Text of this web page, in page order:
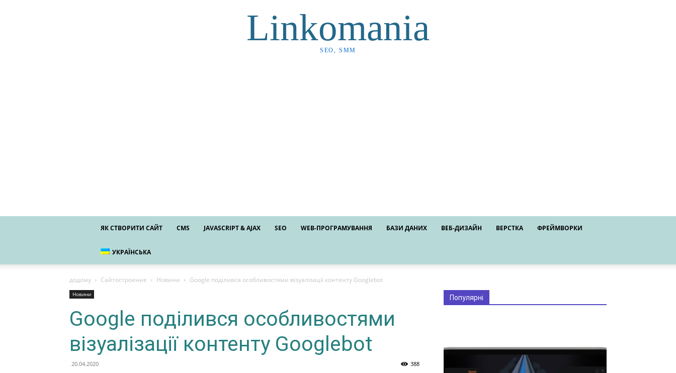
Linkomania
SEO, SMM
ЯК СТВОРИТИ САЙТ CMS JAVASCRIPT & AJAX SEO WEB-ПРОГРАМУВАННЯ БАЗИ ДАНИХ ВЕБ-ДИЗАЙН ВЕРСТКА ФРЕЙМВОРКИ
УКРАЇНСЬКА
додому Сайтостроение Новини Google поділився особливостями візуалізації контенту Googlebot
Новини
Google поділився особливостями
візуалізації контенту Googlebot
20.04.2020 388
Популярні